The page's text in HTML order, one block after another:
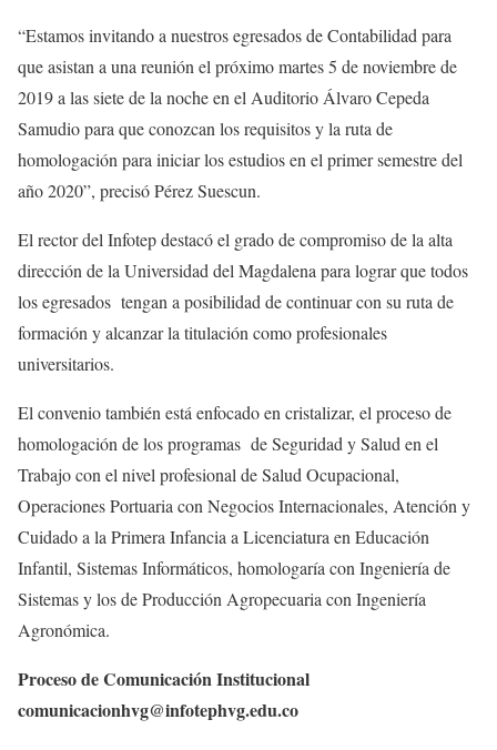
“Estamos invitando a nuestros egresados de Contabilidad para
que asistan a una reunión el próximo martes 5 de noviembre de
2019 a las siete de la noche en el Auditorio Álvaro Cepeda
Samudio para que conozcan los requisitos y la ruta de
homologación para iniciar los estudios en el primer semestre del
año 2020”, precisó Pérez Suescun.
El rector del Infotep destacó el grado de compromiso de la alta
dirección de la Universidad del Magdalena para lograr que todos
los egresados tengan a posibilidad de continuar con su ruta de
formación y alcanzar la titulación como profesionales
universitarios.
El convenio también está enfocado en cristalizar, el proceso de
homologación de los programas de Seguridad y Salud en el
Trabajo con el nivel profesional de Salud Ocupacional,
Operaciones Portuaria con Negocios Internacionales, Atención y
Cuidado a la Primera Infancia a Licenciatura en Educación
Infantil, Sistemas Informáticos, homologaría con Ingeniería de
Sistemas y los de Producción Agropecuaria con Ingeniería
Agronómica.
Proceso de Comunicación Institucional
comunicacionhvg@infotephvg.edu.co